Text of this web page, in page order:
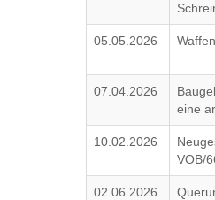
05.05.2026
07.04.2026
eine
10.02.2026
VOB/
02.06.2026